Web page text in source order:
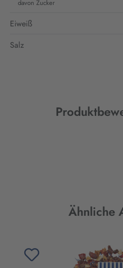
davon Zucker
Eiweiß
Salz
Produktgalerie überspringen
Ähnliche